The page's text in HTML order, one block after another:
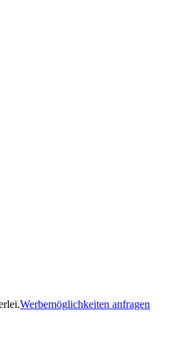
Werbemöglichkeiten anfragen